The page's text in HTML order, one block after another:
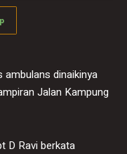
ambulans dinaikinya
Jalan Kampung
D Ravi berkata